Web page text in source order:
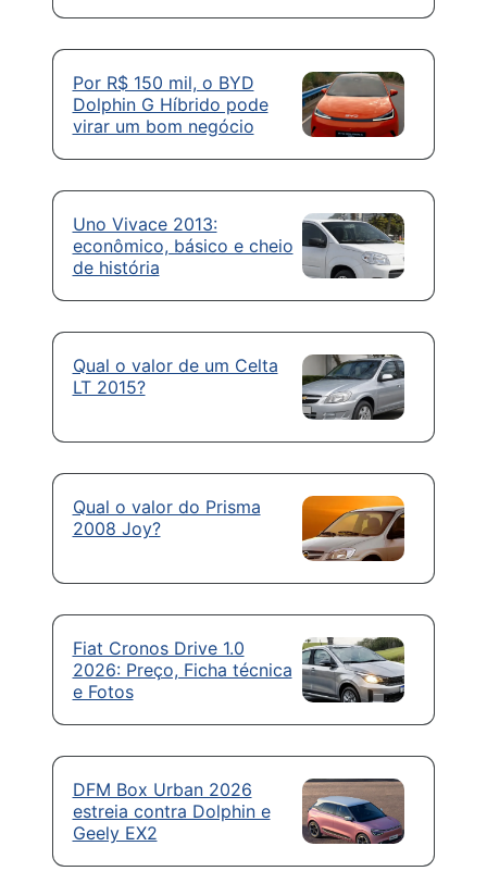
Por R$ 150 mil, o BYD
Dolphin G Híbrido pode
virar um bom negócio
Uno Vivace 2013:
econômico, básico e cheio
de história
Qual o valor de um Celta
LT 2015?
Qual o valor do Prisma
2008 Joy?
Fiat Cronos Drive 1.0
2026: Preço, Ficha técnica
e Fotos
DFM Box Urban 2026
estreia contra Dolphin e
Geely EX2